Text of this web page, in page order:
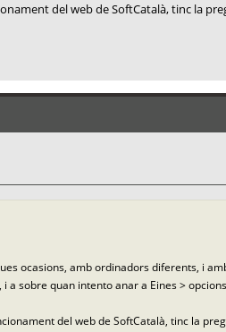
del web de SoftCatalà, tinc la
ocasions, amb ordinadors diferents, i
a sobre quan intento anar a Eines >
del web de SoftCatalà, tinc la